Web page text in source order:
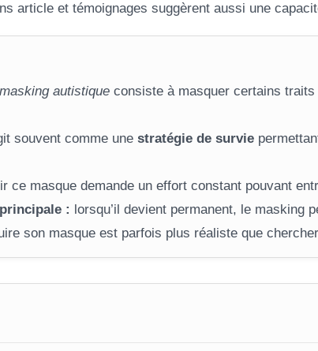
article et témoignages suggèrent aussi une
masking autistique consiste à masquer certains
souvent comme une stratégie de survie
ce masque demande un effort constant pouvant
: lorsqu’il devient permanent, le masking
son masque est parfois plus réaliste que